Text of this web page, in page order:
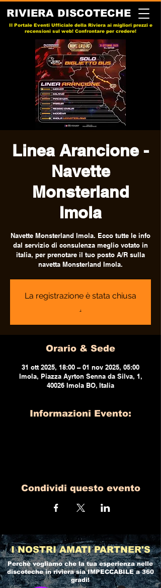
RIVIERA DISCOTECHE
Il Portale Eventi Ufficiale della Riviera ai migliori prezzi e
recensioni sul web! Confrontare per credere!
Linea Arancione -
Navette
Monsterland
Imola
Navette Monsterland Imola. Ecco tutte le info
dal servizio di consulenza meglio votato in
italia, per prenotare il tuo posto A/R sulla
navetta Monsterland Imola.
La registrazione è stata chiusa
.
Orario & Sede
31 ott 2025, 18:00 – 01 nov 2025, 05:00
Imola, Piazza Ayrton Senna da Silva, 1,
40026 Imola BO, Italia
Informazioni Evento:
Condividi questo evento
I NOSTRI AMATI PARTNER'S
Perchè vogliamo che la tua esperienza nelle
discoteche in rivierasia IMPECCABILE a 360
gradi!